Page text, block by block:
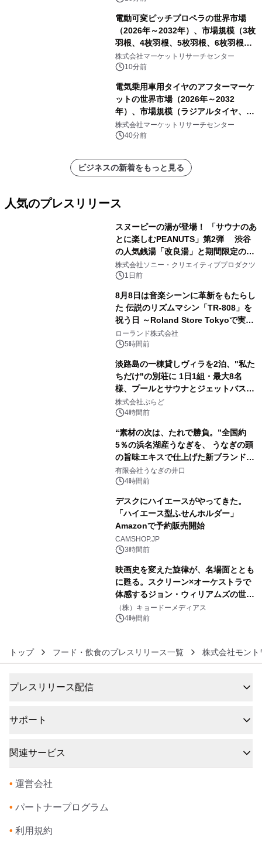
電動可変ピッチプロペラの世界市場
（2026年～2032年）、市場規模（3枚
羽根、4枚羽根、5枚羽根、6枚羽根、
その他）・分析レポートを発表
株式会社マーケットリサーチセンター
10分前
電気乗用車用タイヤのアフターマーケ
ットの世界市場（2026年～2032
年）、市場規模（ラジアルタイヤ、サ
イドウォール補強タイヤ、その他）・
分析レポートを発表
株式会社マーケットリサーチセンター
40分前
ビジネスの新着をもっと見る
人気のプレスリリース
スヌーピーの湯が登場！ 「サウナのあ
とに楽しむPEANUTS」第2弾 渋谷
の人気銭湯「改良湯」と期間限定のコ
ラボレーション サウナイキタイコラ
ボグッズも発売決定！
株式会社ソニー・クリエイティブプロダクツ
1日前
8月8日は音楽シーンに革新をもたらし
た 伝説のリズムマシン「TR-808」を
祝う日 ～Roland Store Tokyoで実機
を展示しての 記念キャンペーンを開
催 英国ラジオ「NTS」の 特別プログ
ラムや、「TR-808」を愛する伝説的
アーティストを フィーチャーしたアニ
メーションを公開～
ローランド株式会社
5時間前
淡路島の一棟貸しヴィラを2泊、"私た
ちだけ"の別荘に 1日1組・最大8名
様、プールとサウナとジェットバス付
きで Villa Mon Temps AWAJIの連泊
素泊りプラン
株式会社ぷらど
4時間前
“素材の次は、たれで勝負。”全国約
5％の浜名湖産うなぎを、 うなぎの頭
の旨味エキスで仕上げた新ブランド
「井口の誉」誕生
有限会社うなぎの井口
4時間前
デスクにハイエースがやってきた。
「ハイエース型ふせんホルダー」
Amazonで予約販売開始
CAMSHOP.JP
3時間前
映画史を変えた旋律が、名場面ととも
に甦る。スクリーン×オーケストラで
体感するジョン・ウィリアムズの世
界。ジョン・ウィリアムズ：シネマ・
スペクタキュラー・コンサート 開催決
（株）キョードーメディアス
4時間前
トップ フード・飲食のプレスリリース一覧 株式会社モント
プレスリリース配信
サポート
関連サービス
• 運営会社
• パートナープログラム
• 利用規約